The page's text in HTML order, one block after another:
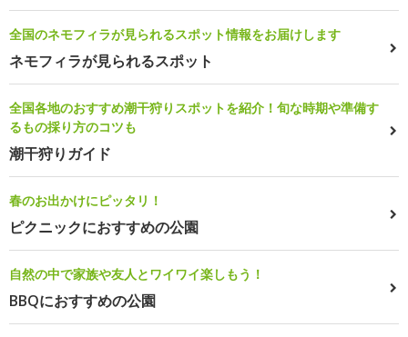
全国のネモフィラが見られるスポット情報をお届けします
ネモフィラが見られるスポット
全国各地のおすすめ潮干狩りスポットを紹介！旬な時期や準備す
るもの採り方のコツも
潮干狩りガイド
春のお出かけにピッタリ！
ピクニックにおすすめの公園
自然の中で家族や友人とワイワイ楽しもう！
BBQにおすすめの公園